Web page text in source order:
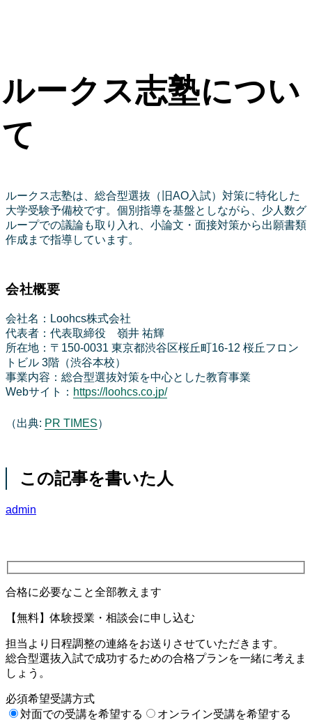
ルークス志塾につい
て
ルークス志塾は、総合型選抜（旧AO入試）対策に特化した
大学受験予備校です。個別指導を基盤としながら、少人数グ
ループでの議論も取り入れ、小論文・面接対策から出願書類
作成まで指導しています。
会社概要
会社名：Loohcs株式会社
代表者：代表取締役 嶺井 祐輝
所在地：〒150-0031 東京都渋谷区桜丘町16-12 桜丘フロン
トビル 3階（渋谷本校）
事業内容：総合型選抜対策を中心とした教育事業
Webサイト： https://loohcs.co.jp/
（出典: PR TIMES）
この記事を書いた人
admin
合格に必要なこと全部教えます
【無料】体験授業・相談会に申し込む
担当より日程調整の連絡をお送りさせていただきます。
総合型選抜入試で成功するための合格プランを一緒に考えま
しょう。
必須希望受講方式
対面での受講を希望する
オンライン受講を希望する